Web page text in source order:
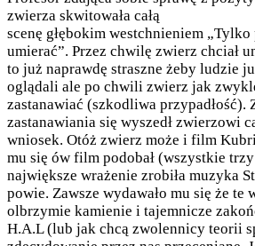
zwierza skwitowała całą
scenę głębokim westchnieniem „Tylko
umierać”. Przez chwilę zwierz chciał
to już naprawdę straszne żeby ludzie
oglądali ale po chwili zwierz jak
zastanawiać (szkodliwa przypadłość).
zastanawiania się wyszedł zwierzowi
wniosek. Otóż zwierz może i film
mu się ów film podobał (wszystkie
największe wrażenie zrobiła muzyka
powie. Zawsze wydawało mu się że te
olbrzymie kamienie i tajemnicze
H.A.L (lub jak chcą zwolennicy teorii